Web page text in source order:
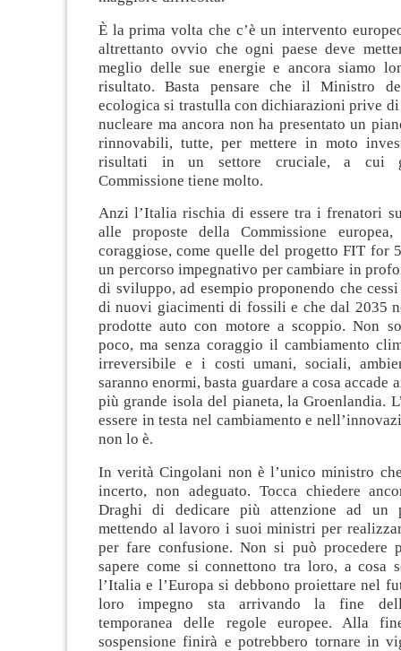
È la prima volta che c’è un intervento
altrettanto ovvio che ogni paese deve
meglio delle sue energie e ancora siamo
risultato. Basta pensare che il Ministro
ecologica si trastulla con dichiarazioni prive
nucleare ma ancora non ha presentato un
rinnovabili, tutte, per mettere in moto
risultati in un settore cruciale, a cui
Commissione tiene molto.
Anzi l’Italia rischia di essere tra i frenatori
alle proposte della Commissione
coraggiose, come quelle del progetto FIT for
un percorso impegnativo per cambiare in
di sviluppo, ad esempio proponendo che
di nuovi giacimenti di fossili e che dal 2035
prodotte auto con motore a scoppio. Non
poco, ma senza coraggio il cambiamento
irreversibile e i costi umani, sociali,
saranno enormi, basta guardare a cosa accade
più grande isola del pianeta, la Groenlandia.
essere in testa nel cambiamento e
non lo è.
In verità Cingolani non è l’unico ministro
incerto, non adeguato. Tocca chiedere
Draghi di dedicare più attenzione ad un
mettendo al lavoro i suoi ministri per
per fare confusione. Non si può procedere
sapere come si connettono tra loro, a cosa
l’Italia e l’Europa si debbono proiettare nel
loro impegno sta arrivando la fine
temporanea delle regole europee. Alla
sospensione finirà e potrebbero tornare in